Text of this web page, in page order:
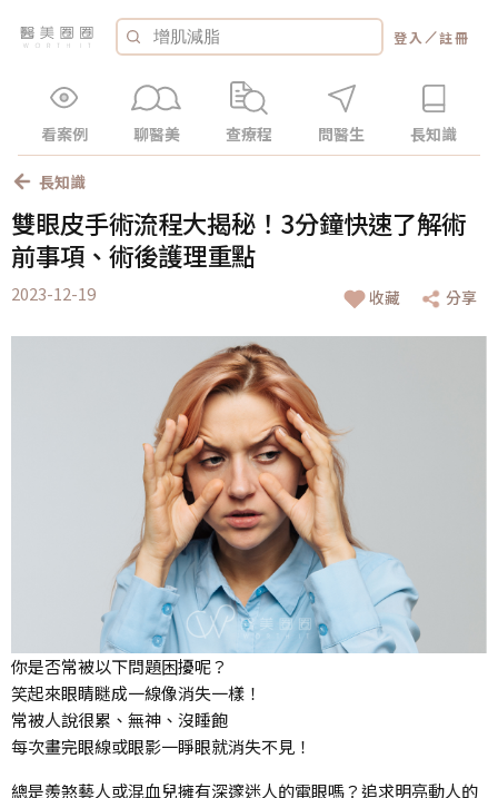
登入 ／註冊
看案例 聊醫美 查療程 問醫生 長知識
長知識
雙眼皮手術流程大揭秘！3分鐘快速了解術
前事項、術後護理重點
2023-12-19 收藏 分享
你是否常被以下問題困擾呢？
笑起來眼睛瞇成一線像消失一樣！
常被人說很累、無神、沒睡飽
每次畫完眼線或眼影一睜眼就消失不見！
總是羨煞藝人或混血兒擁有深邃迷人的電眼嗎？追求明亮動人的